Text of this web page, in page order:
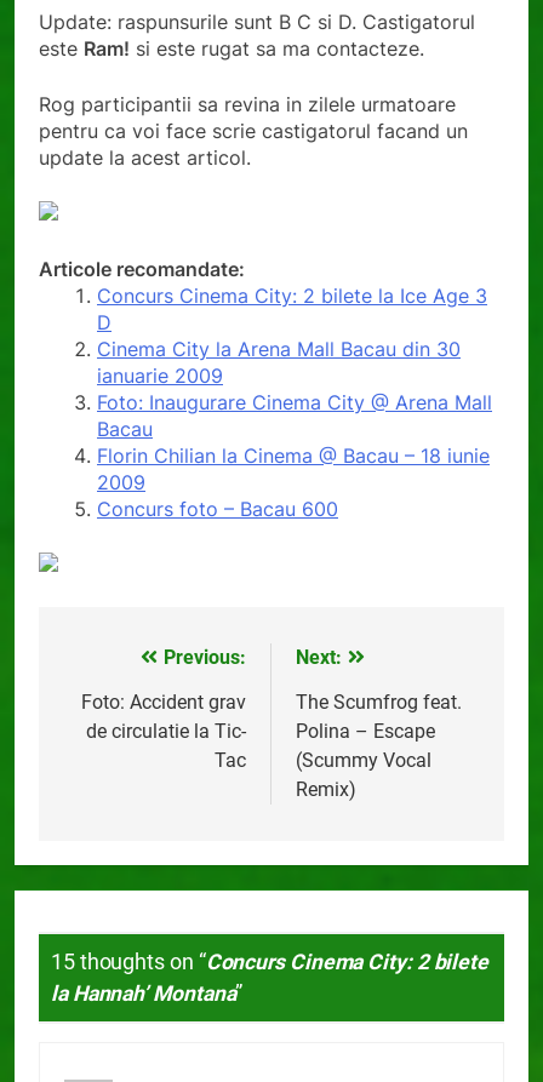
Update: raspunsurile sunt B C si D. Castigatorul
este Ram! si este rugat sa ma contacteze.
Rog participantii sa revina in zilele urmatoare
pentru ca voi face scrie castigatorul facand un
update la acest articol.
Articole recomandate:
Concurs Cinema City: 2 bilete la Ice Age 3
D
Cinema City la Arena Mall Bacau din 30
ianuarie 2009
Foto: Inaugurare Cinema City @ Arena Mall
Bacau
Florin Chilian la Cinema @ Bacau – 18 iunie
2009
Concurs foto – Bacau 600
Navigare
în
Previous:
Foto: Accident grav
de circulatie la Tic-
Tac
Next:
The Scumfrog feat.
Polina – Escape
(Scummy Vocal
Remix)
15 thoughts on “Concurs Cinema City: 2 bilete
la Hannah’ Montana”